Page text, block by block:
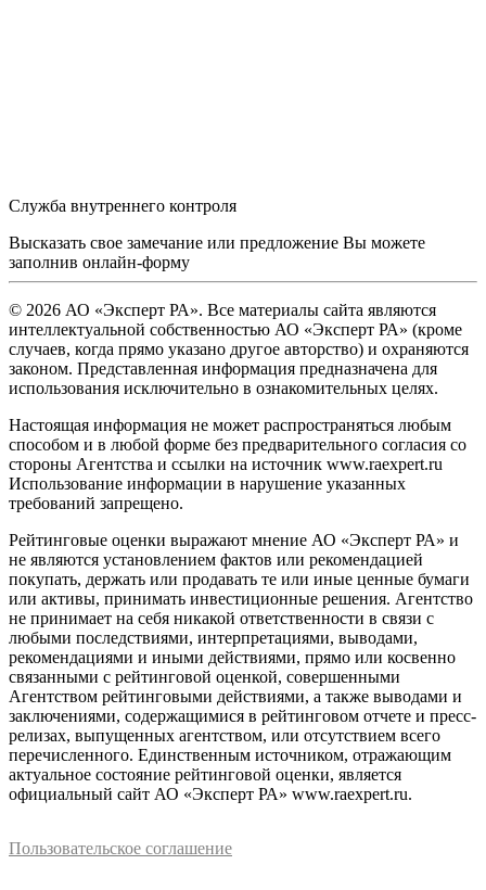
Служба внутреннего контроля
Высказать свое замечание или предложение Вы можете
заполнив онлайн-форму
© 2026 АО «Эксперт РА». Все материалы сайта являются
интеллектуальной собственностью АО «Эксперт РА» (кроме
случаев, когда прямо указано другое авторство) и охраняются
законом. Представленная информация предназначена для
использования исключительно в ознакомительных целях.
Настоящая информация не может распространяться любым
способом и в любой форме без предварительного согласия со
стороны Агентства и ссылки на источник www.raexpert.ru
Использование информации в нарушение указанных
требований запрещено.
Рейтинговые оценки выражают мнение АО «Эксперт РА» и
не являются установлением фактов или рекомендацией
покупать, держать или продавать те или иные ценные бумаги
или активы, принимать инвестиционные решения. Агентство
не принимает на себя никакой ответственности в связи с
любыми последствиями, интерпретациями, выводами,
рекомендациями и иными действиями, прямо или косвенно
связанными с рейтинговой оценкой, совершенными
Агентством рейтинговыми действиями, а также выводами и
заключениями, содержащимися в рейтинговом отчете и пресс-
релизах, выпущенных агентством, или отсутствием всего
перечисленного. Единственным источником, отражающим
актуальное состояние рейтинговой оценки, является
официальный сайт АО «Эксперт РА» www.raexpert.ru.
Пользовательское соглашение